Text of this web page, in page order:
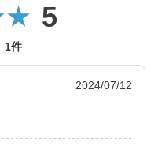
」というキーワードのも
3番」や黒コンの代表格
ンの他に水光デザインや太
5
1件
2024/07/12